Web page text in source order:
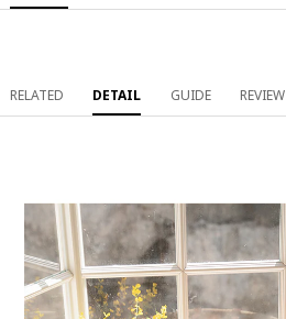
RELATED DETAIL GUIDE REVIEW